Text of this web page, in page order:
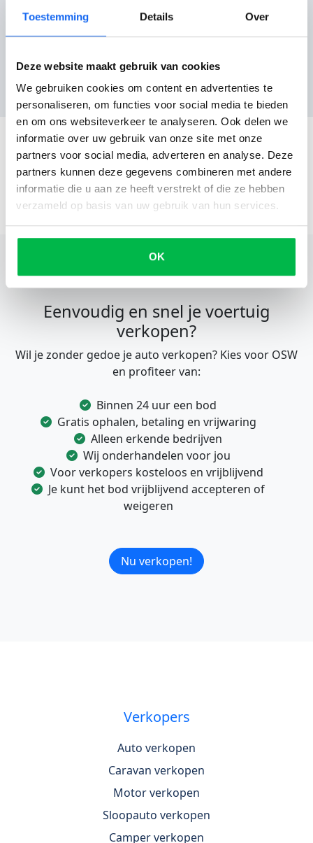
Toestemming Details Over
Deze website maakt gebruik van cookies
We gebruiken cookies om content en advertenties te
personaliseren, om functies voor social media te bieden
en om ons websiteverkeer te analyseren. Ook delen we
informatie over uw gebruik van onze site met onze
partners voor social media, adverteren en analyse. Deze
partners kunnen deze gegevens combineren met andere
informatie die u aan ze heeft verstrekt of die ze hebben
verzameld op basis van uw gebruik van hun services.
OK
Reviews
Nog geen reviews
Eenvoudig en snel je voertuig
verkopen?
Wil je zonder gedoe je auto verkopen? Kies voor OSW
en profiteer van:
Binnen 24 uur een bod
Gratis ophalen, betaling en vrijwaring
Alleen erkende bedrijven
Wij onderhandelen voor jou
Voor verkopers kosteloos en vrijblijvend
Je kunt het bod vrijblijvend accepteren of
weigeren
Nu verkopen!
Verkopers
Auto verkopen
Caravan verkopen
Motor verkopen
Sloopauto verkopen
Camper verkopen